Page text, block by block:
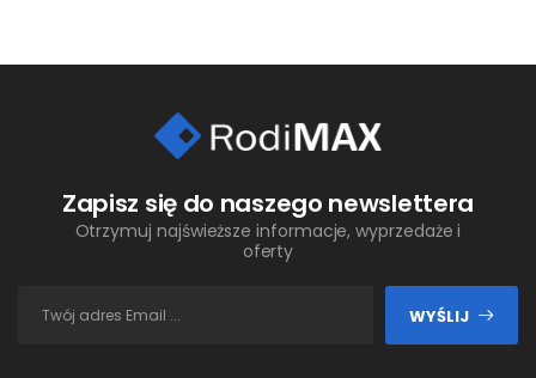
Zapisz się do naszego newslettera
Otrzymuj najświeższe informacje, wyprzedaże i
oferty
WYŚLIJ